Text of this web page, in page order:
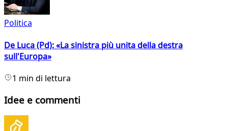
Politica
De Luca (Pd): «La sinistra più unita della destra
sull'Europa»
1 min di lettura
Idee e commenti